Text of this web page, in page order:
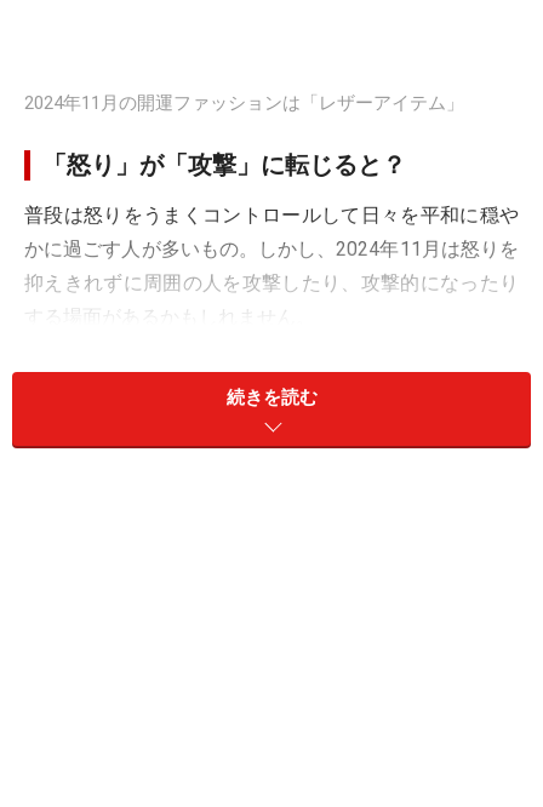
2024年11月の開運ファッションは「レザーアイテム」
「怒り」が「攻撃」に転じると？
普段は怒りをうまくコントロールして日々を平和に穏や
かに過ごす人が多いもの。しかし、2024年11月は怒りを
抑えきれずに周囲の人を攻撃したり、攻撃的になったり
する場面があるかもしれません。
怒りが攻撃に転じると人間関係を傷つけ、取り返しのつ
かない事態に発展することも少なくありません。しか
し、怒りの奥底にはその人が大切にしたい何かがありま
続きを読む